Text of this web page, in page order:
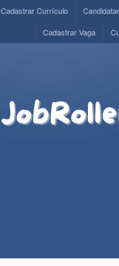
Cadastrar Currículo
Cadastrar Vaga